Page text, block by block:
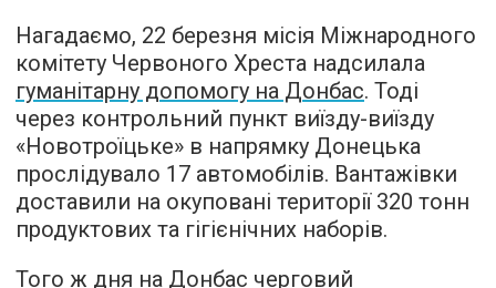
Нагадаємо, 22 березня місія Міжнародного
комітету Червоного Хреста надсилала
гуманітарну допомогу на Донбас. Тоді
через контрольний пункт виїзду-виїзду
«Новотроїцьке» в напрямку Донецька
прослідувало 17 автомобілів. Вантажівки
доставили на окуповані території 320 тонн
продуктових та гігієнічних наборів.
Того ж дня на Донбас черговий